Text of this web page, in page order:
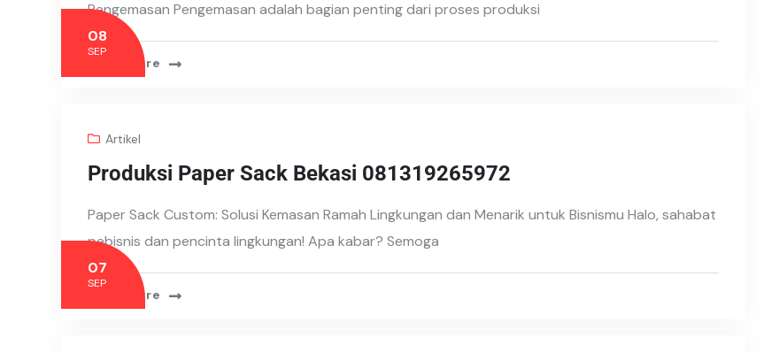
Pengemasan Pengemasan adalah bagian penting dari proses produksi
Read More
08
SEP
Artikel
Produksi Paper Sack Bekasi 081319265972
Paper Sack Custom: Solusi Kemasan Ramah Lingkungan dan Menarik untuk Bisnismu Halo, sahabat
pebisnis dan pencinta lingkungan! Apa kabar? Semoga
Read More
07
SEP